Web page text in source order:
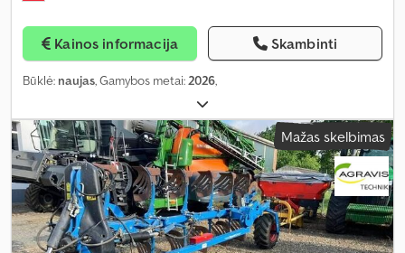
Kainos informacija Skambinti
Būklė: naujas, Gamybos metai: 2026,
Mažas skelbimas